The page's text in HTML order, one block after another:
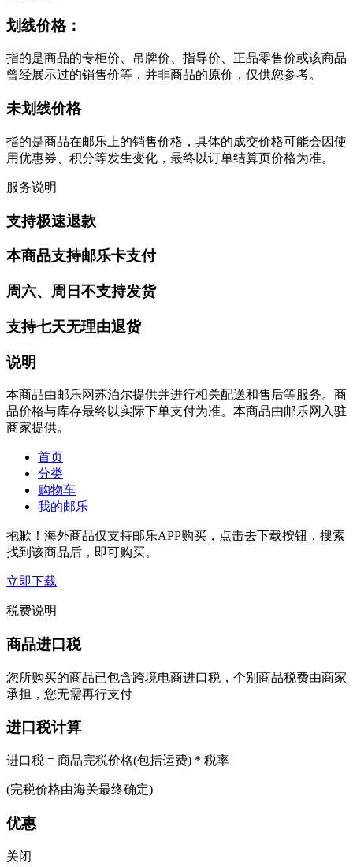
划线价格：
指的是商品的专柜价、吊牌价、指导价、正品零售价或该商品
曾经展示过的销售价等，并非商品的原价，仅供您参考。
未划线价格
指的是商品在邮乐上的销售价格，具体的成交价格可能会因使
用优惠券、积分等发生变化，最终以订单结算页价格为准。
服务说明
支持极速退款
本商品支持邮乐卡支付
周六、周日不支持发货
支持七天无理由退货
说明
本商品由邮乐网苏泊尔提供并进行相关配送和售后等服务。商
品价格与库存最终以实际下单支付为准。本商品由邮乐网入驻
商家提供。
首页
分类
购物车
我的邮乐
抱歉！海外商品仅支持邮乐APP购买，点击去下载按钮，搜索
找到该商品后，即可购买。
立即下载
税费说明
商品进口税
您所购买的商品已包含跨境电商进口税，个别商品税费由商家
承担，您无需再行支付
进口税计算
进口税 = 商品完税价格(包括运费) * 税率
(完税价格由海关最终确定)
优惠
关闭